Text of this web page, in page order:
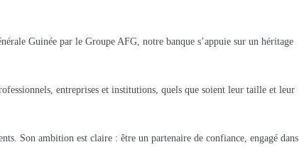
Guinée par le Groupe AFG, notre banque s’appuie sur un héritage
entreprises et institutions, quels que soient leur taille et leur
Son ambition est claire : être un partenaire de confiance, engagé dans